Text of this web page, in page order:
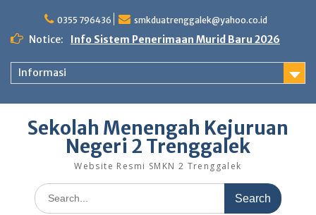
0355 796436 smkduatrenggalek@yahoo.co.id
Notice: Info Sistem Penerimaan Murid Baru 2026
Informasi
Sekolah Menengah Kejuruan
Negeri 2 Trenggalek
Website Resmi SMKN 2 Trenggalek